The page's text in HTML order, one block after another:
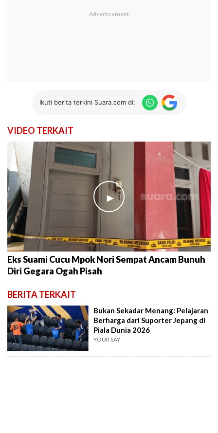
Ikuti berita terkini Suara.com di:
VIDEO TERKAIT
►
Eks Suami Cucu Mpok Nori Sempat Ancam Bunuh
Diri Gegara Ogah Pisah
BERITA TERKAIT
Bukan Sekadar Menang: Pelajaran
Berharga dari Suporter Jepang di
Piala Dunia 2026
YOUR SAY